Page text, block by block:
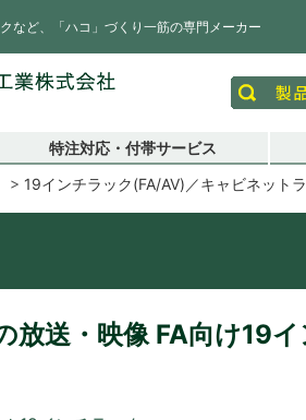
など、「ハコ」づくり一筋の専門メーカー
特注対応・付帯サービス
19インチラック(FA/AV)／キャビネット
放送・映像 FA向け19